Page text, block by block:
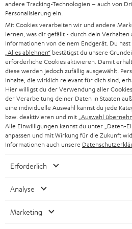
u
n
g
SOUNDBAR
HIFI-LAUTSPRECHER
SMART HOME
BLUETOOTH-LAUTSPRECHER
KOPFHÖRER
BLUETOOTH-KOPFHÖRER
STEREOANLAGEN
KARRIERE
PRESSE & MARKETING
GESCHÄFTSKUNDEN
PARTNERPROGRAMM
BLOG
NEWSLETTER
STORES
DEINE VORTEILE BEI TEUFEL
TEUFEL STORY
UNSER MANAGEMENT
DEUTSCHLAND
ÖSTERREICH
SCHWEIZ
NIEDERLANDE
BELGIEN
FRANKREICH
SPANIEN
andere Tracking-Technologien – auch von
Personalisierung ein.
Mit Cookies verarbeiten wir und andere
lernen, was dir gefällt - durch dein Verhalten
Informationen von deinem Endgerät. Du
„Alles ablehnen“ bestätigst du unsere
erforderliche Cookies aktivieren. Damit
diese werden jedoch zufällig ausgewählt.
Inhalte, die wirklich relevant für dich sind,
Hier willigst du der Verwendung aller
der Verarbeitung deiner Daten in Staaten
eine individuelle Auswahl kannst du jede
bzw. deaktivieren und mit „Auswahl
Alle Einwilligungen kannst du unter „Daten-
anpassen und mit Wirkung für die Zukunft
Informationen auch unsere
Erforderlich
Analyse
Marketing